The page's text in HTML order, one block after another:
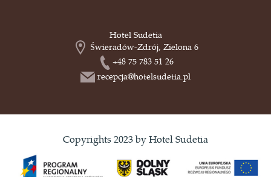
Hotel Sudetia
Świeradów-Zdrój, Zielona 6
+48 75 783 51 26
recepcja@hotelsudetia.pl
Copyrights 2023 by Hotel Sudetia